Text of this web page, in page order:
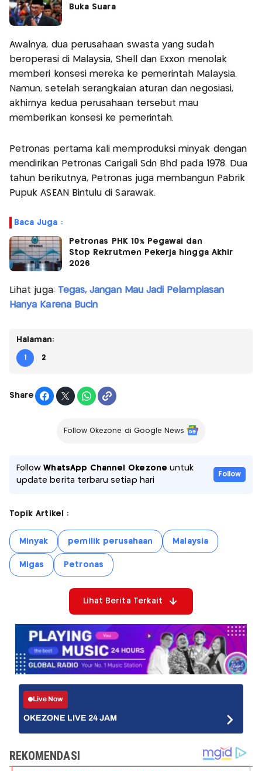
Buka Suara
Awalnya, dua perusahaan swasta yang sudah
beroperasi di Malaysia, Shell dan Exxon menolak
memberi konsesi mereka ke pemerintah Malaysia.
Namun, setelah serangkaian aturan dan negosiasi,
akhirnya kedua perusahaan tersebut mau
memberikan konsesi ke pemerintah.
Petronas pertama kali memproduksi minyak dengan
mendirikan Petronas Carigali Sdn Bhd pada 1978. Dua
tahun berikutnya, Petronas juga membangun Pabrik
Pupuk ASEAN Bintulu di Sarawak.
Baca Juga :
Petronas PHK 10% Pegawai dan
Stop Rekrutmen Pekerja hingga Akhir
2026
Lihat juga: Tegas, Jangan Mau Jadi Pelampiasan
Hanya Karena Bucin
Halaman:
1 2
Share
Follow Okezone di Google News
FollowWhatsApp Channel Okezone untuk
update berita terbaru setiap hari
Follow
Topik Artikel :
Minyak pemilik perusahaan Malaysia
Migas Petronas
Lihat Berita Terkait
Live Now
OKEZONE LIVE 24 JAM